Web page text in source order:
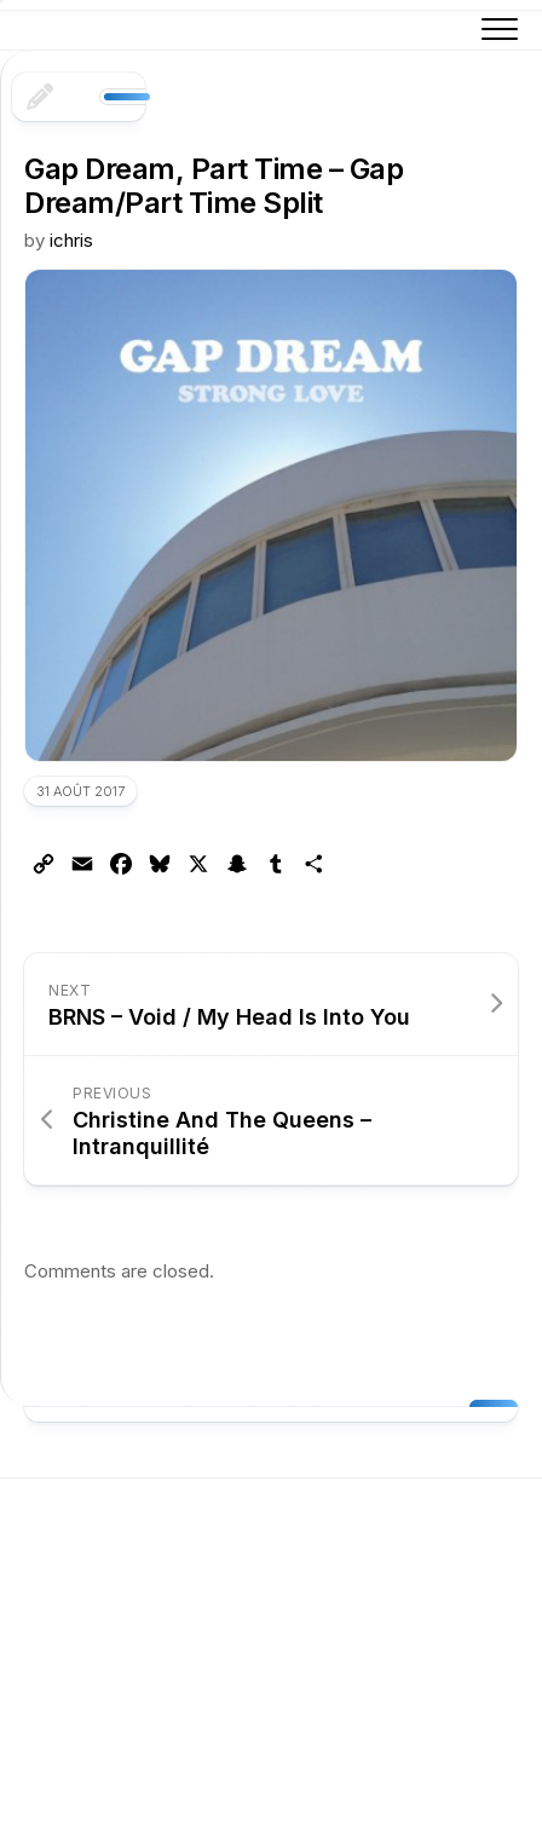
content
Gap Dream, Part Time – Gap
Dream/Part Time Split
by ichris
31 AOÛT 2017
Copy Email FacebookBluesky Snapchat
Tumblr
NEXT
BRNS – Void / My Head Is Into You
PREVIOUS
Christine And The Queens –
Intranquillité
Comments are closed.